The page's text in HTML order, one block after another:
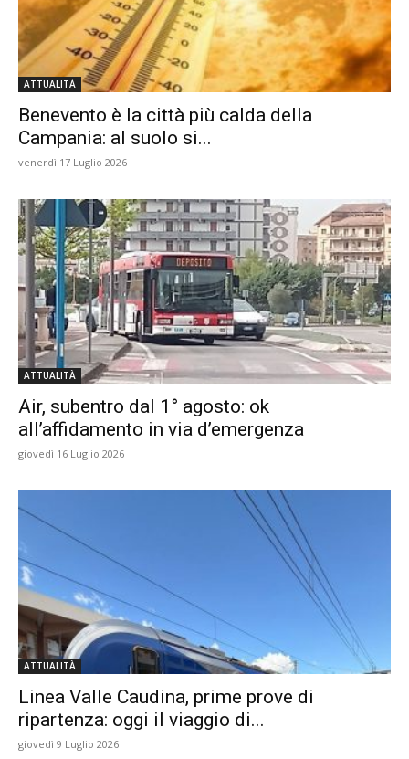
ATTUALITÀ
Benevento è la città più calda della
Campania: al suolo si...
venerdì 17 Luglio 2026
ATTUALITÀ
Air, subentro dal 1° agosto: ok
all’affidamento in via d’emergenza
giovedì 16 Luglio 2026
ATTUALITÀ
Linea Valle Caudina, prime prove di
ripartenza: oggi il viaggio di...
giovedì 9 Luglio 2026